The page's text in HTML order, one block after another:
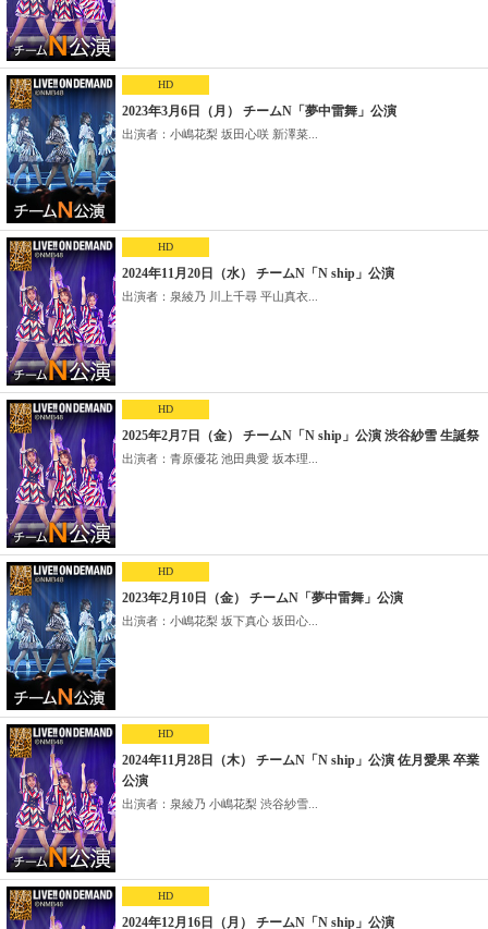
HD
2023年3月6日（月） チームN「夢中雷舞」公演
出演者：小嶋花梨 坂田心咲 新澤菜...
HD
2024年11月20日（水） チームN「N ship」公演
出演者：泉綾乃 川上千尋 平山真衣...
HD
2025年2月7日（金） チームN「N ship」公演 渋谷紗雪 生誕祭
出演者：青原優花 池田典愛 坂本理...
HD
2023年2月10日（金） チームN「夢中雷舞」公演
出演者：小嶋花梨 坂下真心 坂田心...
HD
2024年11月28日（木） チームN「N ship」公演 佐月愛果 卒業
公演
出演者：泉綾乃 小嶋花梨 渋谷紗雪...
HD
2024年12月16日（月） チームN「N ship」公演